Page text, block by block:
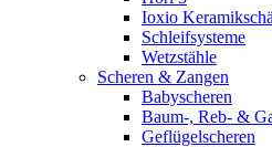
Ioxio
Schleifsysteme
Wetzstähle
Scheren & Zangen
Babyscheren
Baum-, Reb- &
Geflügelscheren